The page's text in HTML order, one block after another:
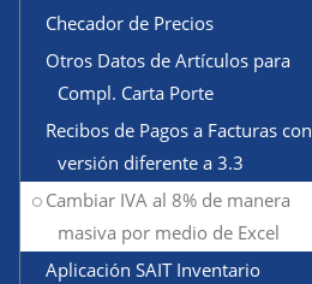
Checador de Precios
Otros Datos de Artículos para
Compl. Carta Porte
Recibos de Pagos a Facturas con
versión diferente a 3.3
Cambiar IVA al 8% de manera
masiva por medio de Excel
Aplicación SAIT Inventario